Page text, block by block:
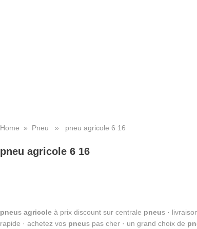
Home » Pneu » pneu agricole 6 16
pneu agricole 6 16
pneus agricoleà prix discount sur centrale pneus ·
rapide · achetez vos pneus pas cher · un grand choix de